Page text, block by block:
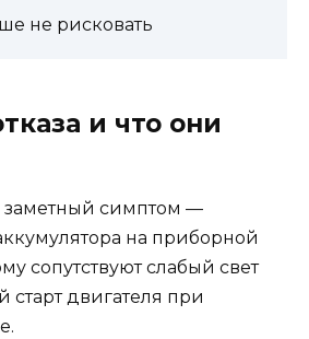
не рисковать
и что они
симптом —
на приборной
сопутствуют слабый свет
двигателя при